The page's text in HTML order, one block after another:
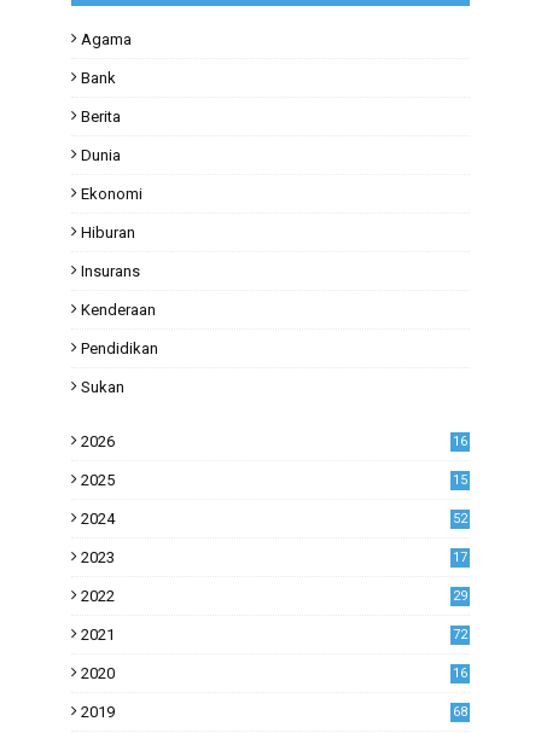
Agama
Bank
Berita
Dunia
Ekonomi
Hiburan
Insurans
Kenderaan
Pendidikan
Sukan
2026 16
2025 15
2024 52
2023
17
2022
29
2021
72
2020
16
2019
68